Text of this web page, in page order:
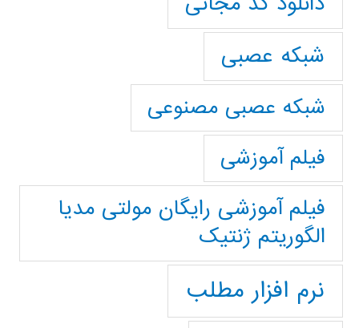
شبکه عصبی
شبکه عصبی مصنوعی
فیلم آموزشی
فیلم آموزشی رایگان مولتی مدیا
الگوریتم ژنتیک
نرم افزار مطلب